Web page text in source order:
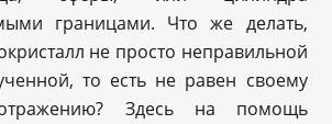
границами. Что же делать,
не просто неправильной
то есть не равен своему
Здесь на помощь